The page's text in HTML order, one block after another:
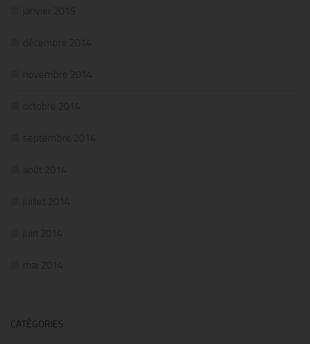
janvier 2015
décembre 2014
novembre 2014
octobre 2014
septembre 2014
août 2014
juillet 2014
juin 2014
mai 2014
CATÉGORIES